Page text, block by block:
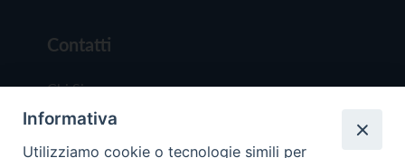
Contatti
Chi Siamo
Redazione
Scrivici
Informativa
Utilizziamo cookie o tecnologie simili per